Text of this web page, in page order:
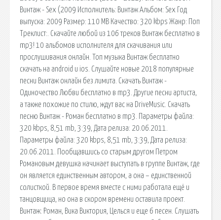
Винтаж - Sex (2009 Исполнитель: Винтаж Альбом: Sex Год
выпуска: 2009 Размер: 110 MB Качество: 320 kbps Жанр: Поп
Треклист:. Скачайте любой из 106 треков Винтаж бесплатно в
mp3! 10 альбомов исполнителя для скачивания или
прослушивания онлайн. Топ музыка Винтаж бесплатно
скачать на android и ios. Слушайте новые 2018 популярные
песни Винтаж онлайн без лимита. Скачать Винтаж -
Одиночество Любви бесплатно в mp3. Другие песни артиста,
а также похожие по стилю, ждут вас на DriveMusic. Скачать
песню Винтаж - Роман бесплатно в mp3. Параметры файла:
320 kbps, 8,51 mb, 3:39, Дата релиза: 20.06.2011.
Параметры файла: 320 kbps, 8,51 mb, 3:39, Дата релиза:
20.06.2011. Пообщавшись со старым другом Петром
Романовым девушка начинает выступать в группе Винтаж, где
он является единственным автором, а она – единственной
солисткой. В первое время вместе с ними работала ещё и
танцовщица, но она в скором времени оставила проект.
Винтаж: Роман, Вика Виктория, Целься и еще 6 песен. Слушать